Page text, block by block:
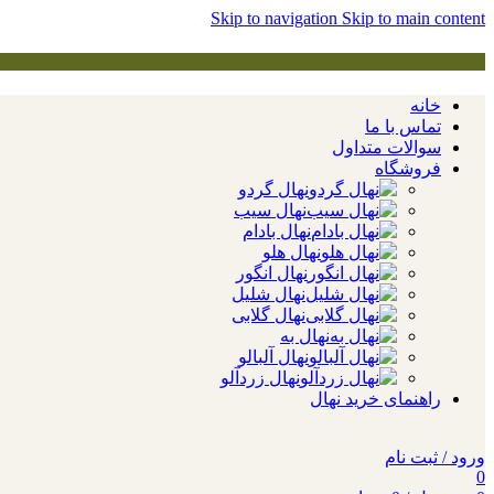
Skip to navigation Skip to main content
خانه
تماس با ما
سوالات متداول
فروشگاه
نهال گردو
نهال سیب
نهال بادام
نهال هلو
نهال انگور
نهال شلیل
نهال گلابی
نهال به
نهال آلبالو
نهال زردآلو
راهنمای خرید نهال
ورود / ثبت نام
0